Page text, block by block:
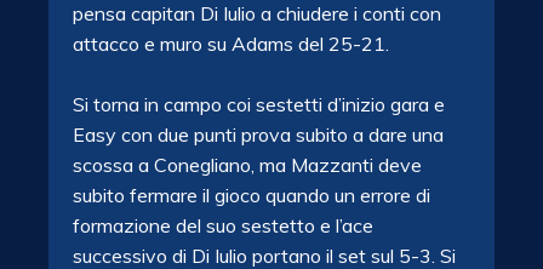
pensa capitan Di Iulio a chiudere i conti con
attacco e muro su Adams del 25-21.
Si torna in campo coi sestetti d’inizio gara e
Easy con due punti prova subito a dare una
scossa a Conegliano, ma Mazzanti deve
subito fermare il gioco quando un errore di
formazione del suo sestetto e l’ace
successivo di Di Iulio portano il set sul 5-3. Si